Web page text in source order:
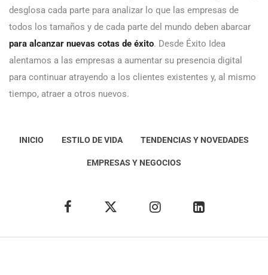
desglosa cada parte para analizar lo que las empresas de
todos los tamaños y de cada parte del mundo deben abarcar
para alcanzar nuevas cotas de éxito. Desde Éxito Idea
alentamos a las empresas a aumentar su presencia digital
para continuar atrayendo a los clientes existentes y, al mismo
tiempo, atraer a otros nuevos.
INICIO ESTILO DE VIDA TENDENCIAS Y NOVEDADES
EMPRESAS Y NEGOCIOS